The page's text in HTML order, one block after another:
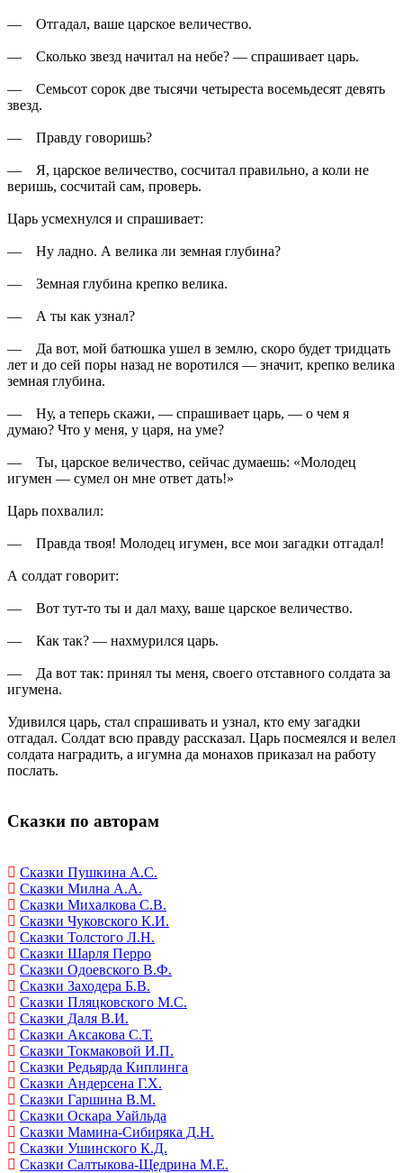
— Отгадал, ваше царское величество.
— Сколько звезд начитал на небе? — спрашивает царь.
— Семьсот сорок две тысячи четыреста восемьдесят девять
звезд.
— Правду говоришь?
— Я, царское величество, сосчитал правильно, а коли не
веришь, сосчитай сам, проверь.
Царь усмехнулся и спрашивает:
— Ну ладно. А велика ли земная глубина?
— Земная глубина крепко велика.
— А ты как узнал?
— Да вот, мой батюшка ушел в землю, скоро будет тридцать
лет и до сей поры назад не воротился — значит, крепко велика
земная глубина.
— Ну, а теперь скажи, — спрашивает царь, — о чем я
думаю? Что у меня, у царя, на уме?
— Ты, царское величество, сейчас думаешь: «Молодец
игумен — сумел он мне ответ дать!»
Царь похвалил:
— Правда твоя! Молодец игумен, все мои загадки отгадал!
А солдат говорит:
— Вот тут-то ты и дал маху, ваше царское величество.
— Как так? — нахмурился царь.
— Да вот так: принял ты меня, своего отставного солдата за
игумена.
Удивился царь, стал спрашивать и узнал, кто ему загадки
отгадал. Солдат всю правду рассказал. Царь посмеялся и велел
солдата наградить, а игумна да монахов приказал на работу
послать.
Сказки по авторам
Сказки Пушкина А.С.
Сказки Милна А.А.
Сказки Михалкова С.В.
Сказки Чуковского К.И.
Сказки Толстого Л.Н.
Сказки Шарля Перро
Сказки Одоевского В.Ф.
Сказки Заходера Б.В.
Сказки Пляцковского М.С.
Сказки Даля В.И.
Сказки Аксакова С.Т.
Сказки Токмаковой И.П.
Сказки Редьярда Киплинга
Сказки Андерсена Г.Х.
Сказки Гаршина В.М.
Сказки Оскара Уайльда
Сказки Мамина-Сибиряка Д.Н.
Сказки Ушинского К.Д.
Сказки Салтыкова-Щедрина М.Е.